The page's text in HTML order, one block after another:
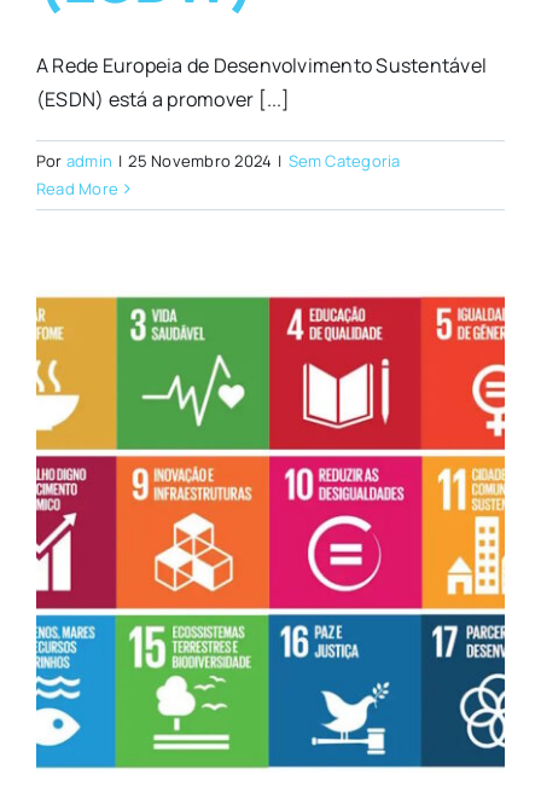
A Rede Europeia de Desenvolvimento Sustentável
(ESDN) está a promover [...]
Por admin | 25 Novembro 2024 | Sem Categoria
Read More